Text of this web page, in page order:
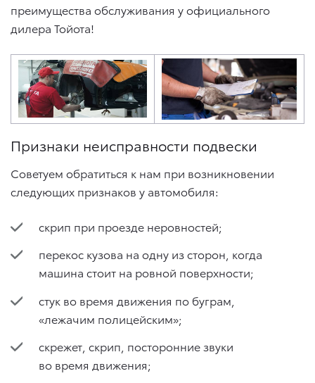
преимущества обслуживания у официального
дилера Тойота!
Признаки неисправности подвески
Советуем обратиться к нам при возникновении
следующих признаков у автомобиля:
скрип при проезде неровностей;
перекос кузова на одну из сторон, когда
машина стоит на ровной поверхности;
стук во время движения по буграм,
«лежачим полицейским»;
скрежет, скрип, посторонние звуки
во время движения;